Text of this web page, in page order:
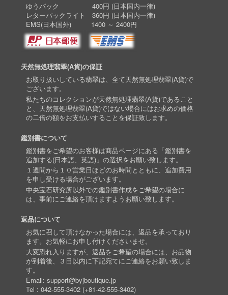
ゆうパック 400円 (日本国内一律)
レターパックライト 360円 (日本国内一律)
EMS(日本国外) 1400 ～ 2400円
天然無処理翡翠(A貨)の保証
お取り扱いしている翡翠は、全て天然無処理翡翠(A貨)で
ございます。
私たちのコレクションが天然無処理翡翠(A貨)であること
と、天然無処理翡翠(A貨)ではない場合にはお求めの価格
の二倍の額をお支払いすることを保証致します。
鑑別書について
鑑別書をご希望のお客様は商品ページにある「鑑別書を
追加する(日本語、英語)」の選択をお願い致します。
１週間から１０営業日ほどのお時間とともに、追加費用
を申し受ける場合がございます。
中央宝石研究所以外での鑑別書作成をご希望の場合に
は、事前にご連絡を頂けますようお願い致します。
返品について
お気に召して頂けなかった場合には、返品を承っており
ます。お気軽にお申し付けくださいませ。
大変恐れ入りますが、返品をご希望の場合には、お品物
が到着後、３日以内に下記宛てにご連絡をお願い致しま
す。
Email: support@byjboutique.jp
Tel : 042-555-3402(+81-42-555-3402)